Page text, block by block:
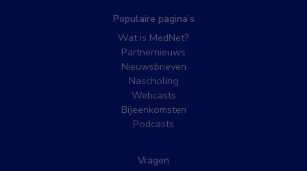
Populaire pagina’s
Wat is MedNet?
Partnernieuws
Nieuwsbrieven
Nascholing
Webcasts
Bijeenkomsten
Podcasts
Vragen